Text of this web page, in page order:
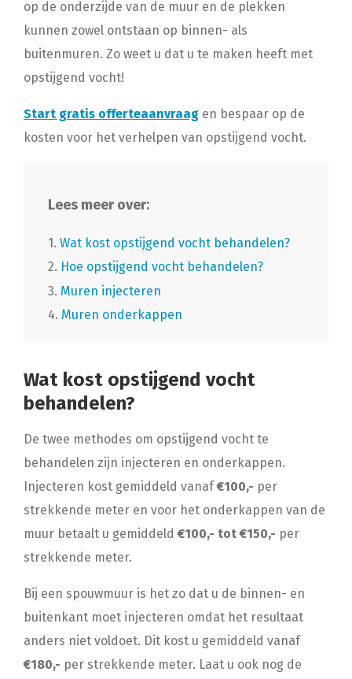
op de onderzijde van de muur en de plekken
kunnen zowel ontstaan op binnen- als
buitenmuren. Zo weet u dat u te maken heeft met
opstijgend vocht!
Start gratis offerteaanvraag en bespaar op de
kosten voor het verhelpen van opstijgend vocht.
Lees meer over:
1. Wat kost opstijgend vocht behandelen?
2. Hoe opstijgend vocht behandelen?
3. Muren injecteren
4. Muren onderkappen
Wat kost opstijgend vocht
behandelen?
De twee methodes om opstijgend vocht te
behandelen zijn injecteren en onderkappen.
Injecteren kost gemiddeld vanaf€100,- per
strekkende meter en voor het onderkappen van de
muur betaalt u gemiddeld€100,- tot €150,- per
strekkende meter.
Bij een spouwmuur is het zo dat u de binnen- en
buitenkant moet injecteren omdat het resultaat
anders niet voldoet. Dit kost u gemiddeld vanaf
€180,- per strekkende meter. Laat u ook nog de